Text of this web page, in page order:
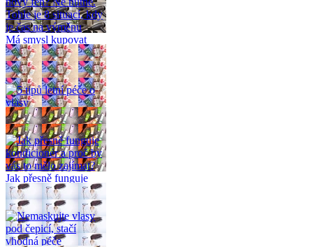
Má smysl kupovat
nový fén? Ne nutně.
Tohle je 8 situací, kdy
je čas na výměnu
5 tipů letní péče o
vlasy
Jak přesně funguje
kondicionér a proč by
vás to mělo zajímat?